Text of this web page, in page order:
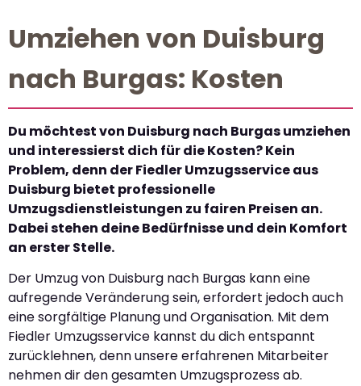
Umziehen von Duisburg
nach Burgas: Kosten
Du möchtest von Duisburg nach Burgas umziehen
und interessierst dich für die Kosten? Kein
Problem, denn der Fiedler Umzugsservice aus
Duisburg bietet professionelle
Umzugsdienstleistungen zu fairen Preisen an.
Dabei stehen deine Bedürfnisse und dein Komfort
an erster Stelle.
Der Umzug von Duisburg nach Burgas kann eine
aufregende Veränderung sein, erfordert jedoch auch
eine sorgfältige Planung und Organisation. Mit dem
Fiedler Umzugsservice kannst du dich entspannt
zurücklehnen, denn unsere erfahrenen Mitarbeiter
nehmen dir den gesamten Umzugsprozess ab.